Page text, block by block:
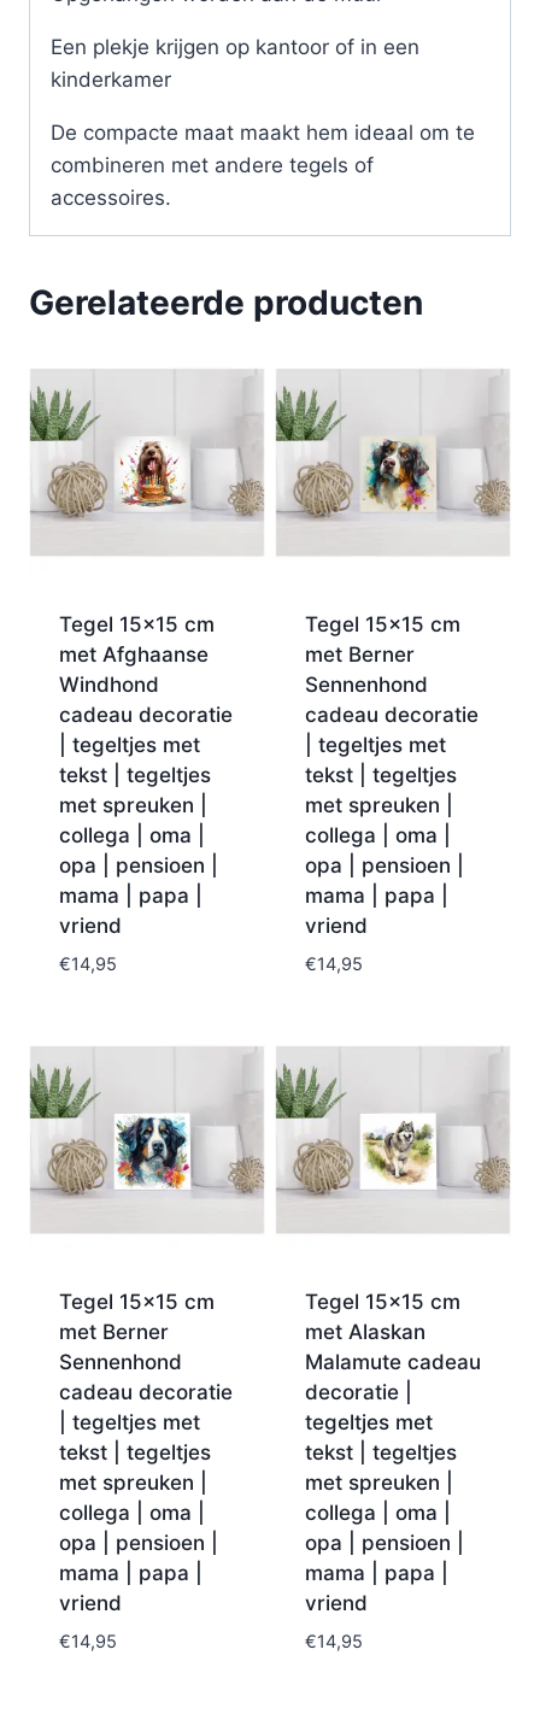
Een plekje krijgen op kantoor of in een
kinderkamer
De compacte maat maakt hem ideaal om te
combineren met andere tegels of
accessoires.
Gerelateerde producten
Tegel 15×15 cm
met Afghaanse
Windhond
cadeau decoratie
| tegeltjes met
tekst | tegeltjes
met spreuken |
collega | oma |
opa | pensioen |
mama | papa |
vriend
€14,95
Tegel 15×15 cm
met Berner
Sennenhond
cadeau decoratie
| tegeltjes met
tekst | tegeltjes
met spreuken |
collega | oma |
opa | pensioen |
mama | papa |
vriend
€14,95
Tegel 15×15 cm
met Berner
Sennenhond
cadeau decoratie
| tegeltjes met
tekst | tegeltjes
met spreuken |
collega | oma |
opa | pensioen |
mama | papa |
vriend
€14,95
Tegel 15×15 cm
met Alaskan
Malamute cadeau
decoratie |
tegeltjes met
tekst | tegeltjes
met spreuken |
collega | oma |
opa | pensioen |
mama | papa |
vriend
€14,95